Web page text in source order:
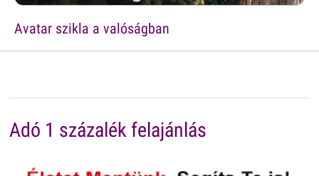
Avatar szikla a valóságban
Adó 1 százalék felajánlás